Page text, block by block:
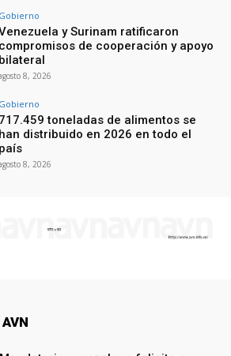
Gobierno
y Surinam ratificaron
compromisos de cooperación y apoyo
bilateral
8, 2026
Gobierno
717.459 toneladas de alimentos se
han distribuido en 2026 en todo el
país
8, 2026